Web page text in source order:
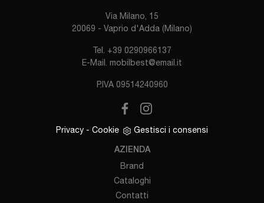
Via Milano, 15
20069 - Vaprio d'Adda (Milano)
Tel. +39 0290966137
E-Mail. mobilbest@email.it
P.IVA 09514240960
Privacy - Cookie Gestisci i consensi
AZIENDA
Brand
Cataloghi
Contatti